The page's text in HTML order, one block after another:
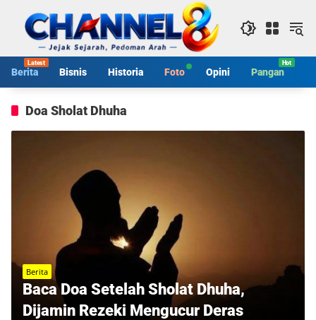
konten
Berita Bisnis Historia Foto Opini Pangan
Doa Sholat Dhuha
Berita
Baca Doa Setelah Sholat Dhuha,
Dijamin Rezeki Mengucur Deras